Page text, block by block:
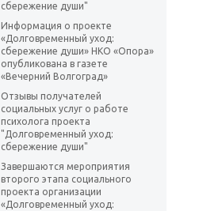
сбережение души"
Информация о проекте
«Долговременный уход:
сбережение души» НКО «Опора»
опубликована в газете
«Вечерний Волгоград»
Отзывы получателей
социальных услуг о работе
психолога проекта
"Долговременный уход:
сбережение души"
Завершаются мероприятия
второго этапа социального
проекта организации
«Долговременный уход: